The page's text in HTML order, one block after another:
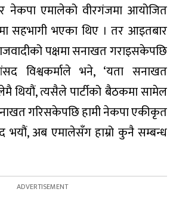
नेकपा एमालेको वीरगंजमा आयोजित
सहभागी भएका थिए । तर आइतबार
पक्षमा सनाखत गराइसकेपछि
विश्वकर्माले भने, ‘यता सनाखत
थियौं, त्यसैले पार्टीको बैठकमा सामेल
गरिसकेपछि हामी नेकपा एकीकृत
भयौं, अब एमालेसँग हाम्रो कुनै सम्बन्ध